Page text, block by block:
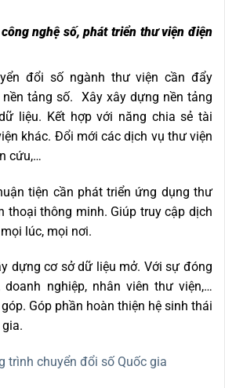
nghệ số, phát triển thư viện điện
đổi số ngành thư viện cần đẩy
tảng số. Xây xây dựng nền tảng
liệu. Kết hợp với năng chia sẻ tài
khác. Đổi mới các dịch vụ thư viện
cứu,…
tiện cần phát triển ứng dụng thư
thoại thông minh. Giúp truy cập dịch
lúc, mọi nơi.
dựng cơ sở dữ liệu mở. Với sự đóng
nghiệp, nhân viên thư viện,…
Góp phần hoàn thiện hệ sinh thái
trình chuyển đổi số Quốc gia